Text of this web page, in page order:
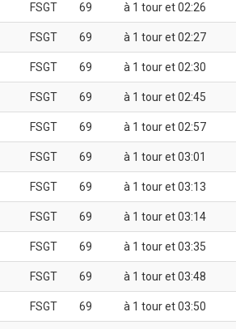
FSGT 69 à 1 tour et 02:26
FSGT 69 à 1 tour et 02:27
FSGT 69 à 1 tour et 02:30
FSGT 69 à 1 tour et 02:45
FSGT 69 à 1 tour et 02:57
FSGT 69 à 1 tour et 03:01
FSGT 69 à 1 tour et 03:13
FSGT 69 à 1 tour et 03:14
FSGT 69 à 1 tour et 03:35
FSGT 69 à 1 tour et 03:48
FSGT 69 à 1 tour et 03:50